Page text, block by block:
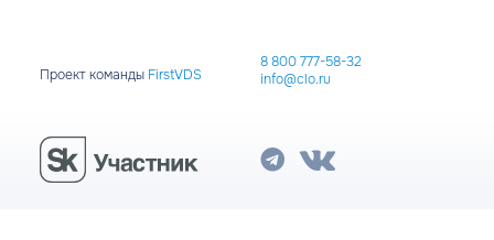
Проект команды FirstVDS
8 800 777-58-32
info@clo.ru